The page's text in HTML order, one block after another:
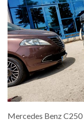
Mercedes Benz